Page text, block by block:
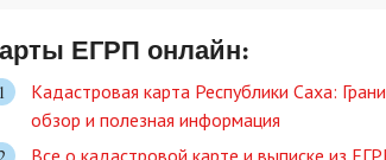
ЕГРП онлайн:
Кадастровая карта Республики Саха:
обзор и полезная информация
Все о кадастровой карте и выписке из